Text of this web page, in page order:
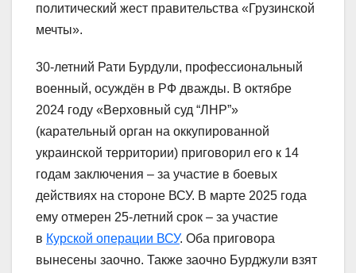
политический жест правительства «Грузинской
мечты».
30-летний Рати Бурдули, профессиональный
военный, осуждён в РФ дважды. В октябре
2024 году «Верховный суд “ЛНР”»
(карательный орган на оккупированной
украинской территории) приговорил его к 14
годам заключения – за участие в боевых
действиях на стороне ВСУ. В марте 2025 года
ему отмерен 25-летний срок – за участие
в Курской операции ВСУ. Оба приговора
вынесены заочно. Также заочно Бурджули взят